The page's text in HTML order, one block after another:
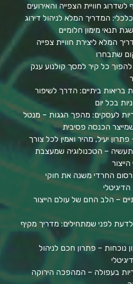
חוויית הצפייה והאירועים
המדריך המלא לניהול דירוג
תנאי מימון חלומיים
המלא ליצירת חוויית צפייה
שתבחרו
להפוך כל קיר למסך קולנוע ענק
בריאות ביתיים: הדרך לשיפור
בכל יום
לעסקים: מהפך הגגות – מנטל
הכנסה פסיבית
יעיל, מהיר ואמין לכל צורך
– הטכנולוגיה שמעצבת
החרדי משנה את חוקי
– הלב החם של עולם הייצור
לפני שמתחילים: מדריך מקיף
נוכחות – פתרון חכם לניהול
בעפולה – המהפכה הירוקה